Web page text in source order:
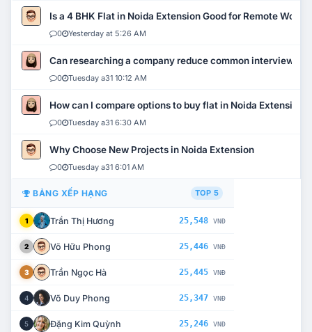
Is a 4 BHK Flat in Noida Extension Good for Remote Work?
0 Yesterday at 5:26 AM
Can researching a company reduce common interview
0 Tuesday a31 10:12 AM
How can I compare options to buy flat in Noida Extension?
0 Tuesday a31 6:30 AM
Why Choose New Projects in Noida Extension
0 Tuesday a31 6:01 AM
BẢNG XẾP HẠNG TOP 5
1 Trần Thị Hương 25,548 VNĐ
2 Võ Hữu Phong 25,446 VNĐ
3 Trần Ngọc Hà 25,445 VNĐ
4 Võ Duy Phong 25,347 VNĐ
5 Đặng Kim Quỳnh 25,246 VNĐ